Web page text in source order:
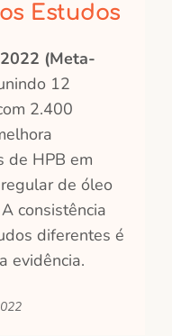
Estudos
(Meta-
12
2.400
de HPB em
de óleo
consistência
diferentes é
evidência.